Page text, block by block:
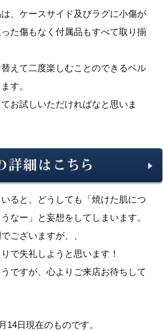
、ケースサイド及びラグに小傷が
た傷もなく付属品もすべて取り揃
えて二度楽しむことのできるベル
す。
お試しいただければなと思いま
ると、どうしても「焼けた肌につ
なー」と妄想をしてしまいます。
ございますが、、
で失礼しようと思います！
ですが、心よりご来店お待ちして
日現在のものです。